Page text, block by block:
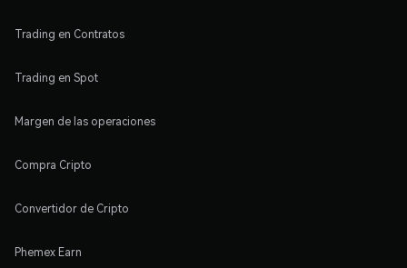
Trading en Contratos
Trading en Spot
Margen de las operaciones
Compra Cripto
Convertidor de Cripto
Phemex Earn